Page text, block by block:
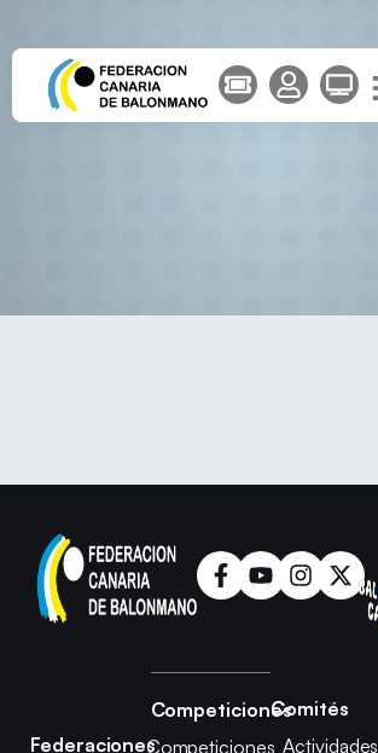
Federaciones
Competiciones
Competiciones
Comités
Actividades